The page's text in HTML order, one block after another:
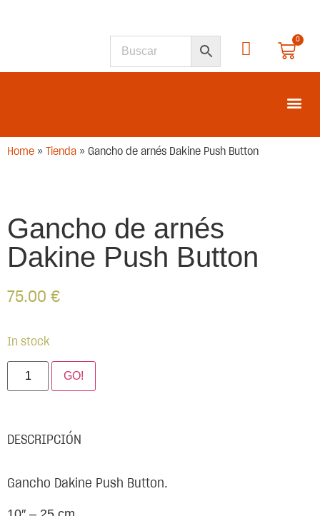
0
Home » Tienda » Gancho de arnés Dakine Push Button
Gancho de arnés
Dakine Push Button
75.00 €
In stock
GO!
DESCRIPCIÓN
Gancho Dakine Push Button.